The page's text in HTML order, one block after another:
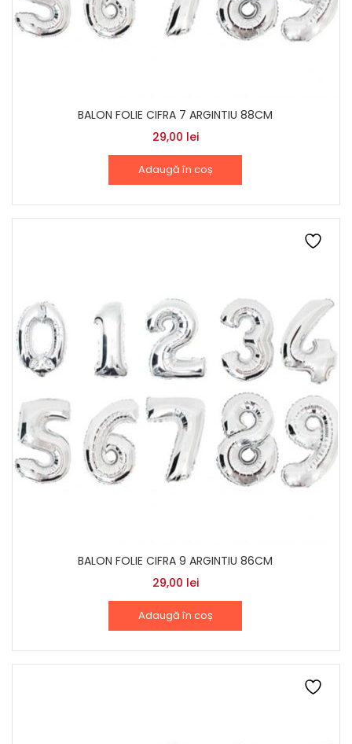
BALON FOLIE CIFRA 7 ARGINTIU 88CM
29,00 lei
Adaugă în coș
BALON FOLIE CIFRA 9 ARGINTIU 86CM
29,00 lei
Adaugă în coș